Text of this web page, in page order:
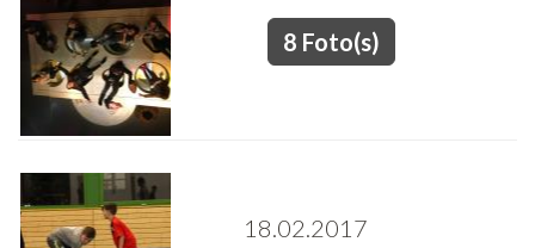
Agenda
Netzwerk
Spenden
Jobs
Freiwilligenarbeit
8 Foto(s)
18.02.2017